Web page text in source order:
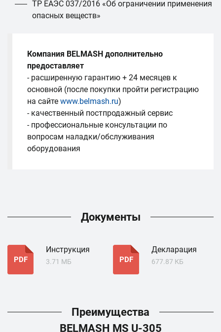
ТР ЕАЭС 037/2016 «Об ограничении применения
опасных веществ»
Компания BELMASH дополнительно
предоставляет
- расширенную гарантию + 24 месяцев к
основной (после покупки пройти регистрацию
на сайте www.belmash.ru)
- качественный постпродажный сервис
- профессиональные консультации по
вопросам наладки/обслуживания
оборудования
Документы
PDF
Инструкция
3.71 МБ PDF
Декларация
677.87 КБ
Преимущества
BELMASH MS U-305